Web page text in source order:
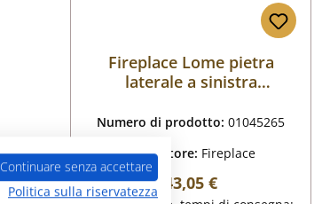
Fireplace Lome pietra
laterale a sinistra
Numero di prodotto:01045265
Produttore: Fireplace
Prezzo normale:
43,05 €
Continuare senza accettare
Politica sulla riservatezza